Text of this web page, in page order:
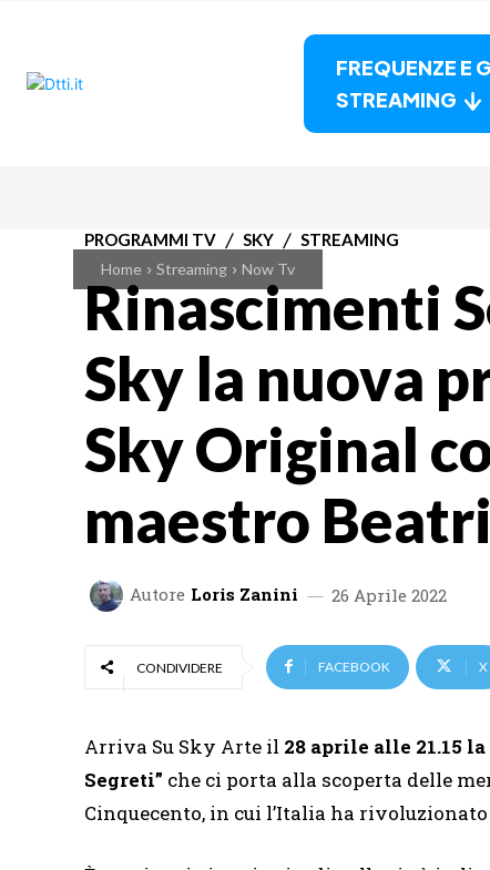
FREQUENZE E
STREAMING
Home Streaming Now Tv
PROGRAMMI TV SKY STREAMING
Rinascimenti
Sky la nuova
Sky Original
maestro
Autore Loris Zanini 26 Aprile 2022
CONDIVIDERE FACEBOOK X
Arriva Su Sky Arte il 28 aprile alle 21.15 la
Segreti” che ci porta alla scoperta delle
Cinquecento, in cui l’Italia ha